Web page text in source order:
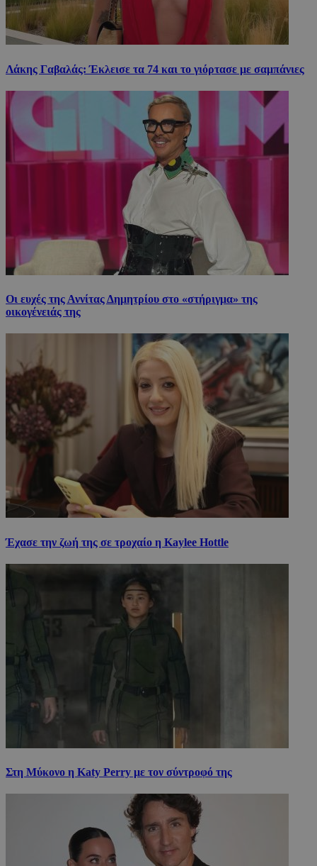
Λάκης Γαβαλάς: Έκλεισε τα 74 και το γιόρτασε με σαμπάνιες
Οι ευχές της Αννίτας Δημητρίου στο «στήριγμα» της
οικογένειάς της
Έχασε την ζωή της σε τροχαίο η Kaylee Hottle
Στη Μύκονο η Katy Perry με τον σύντροφό της